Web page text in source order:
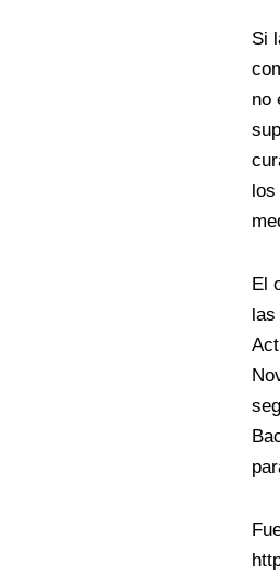
Si
no
los
El
las